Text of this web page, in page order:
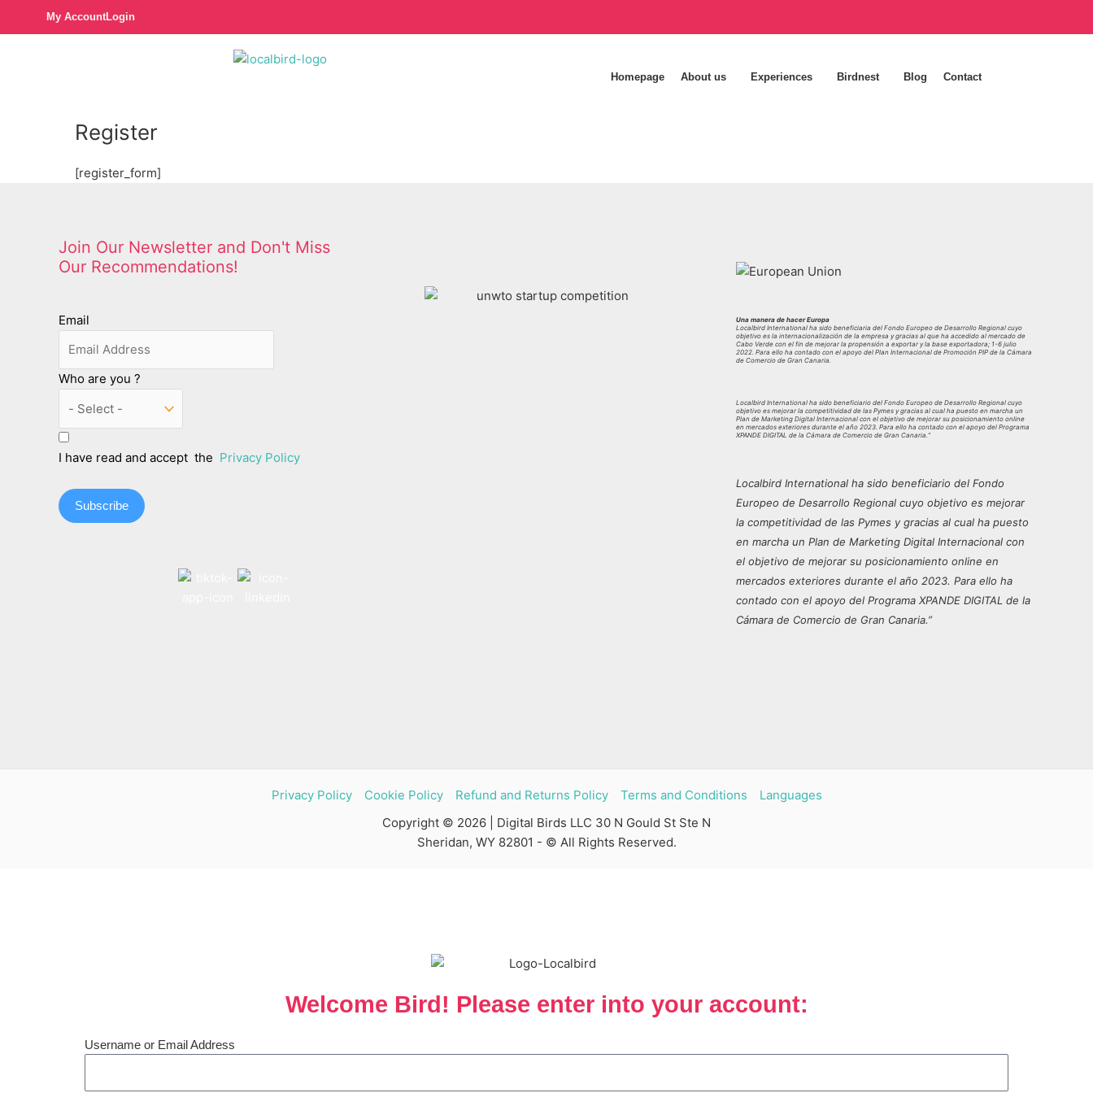
My AccountLogin
Homepage About us Experiences Birdnest Blog Contact
Register
[register_form]
Join Our Newsletter and Don't Miss
Our Recommendations!
Email
Who are you ?
I have read and accept the Privacy Policy
Subscribe
Una manera de hacer Europa
Localbird International ha sido beneficiaria del Fondo Europeo de Desarrollo Regional cuyo
objetivo es la internacionalización de la empresa y gracias al que ha accedido al mercado de
Cabo Verde con el fin de mejorar la propensión a exportar y la base exportadora; 1-6 julio
2022. Para ello ha contado con el apoyo del Plan Internacional de Promoción PIP de la Cámara
de Comercio de Gran Canaria.
Localbird International ha sido beneficiario del Fondo Europeo de Desarrollo Regional cuyo
objetivo es mejorar la competitividad de las Pymes y gracias al cual ha puesto en marcha un
Plan de Marketing Digital Internacional con el objetivo de mejorar su posicionamiento online
en mercados exteriores durante el año 2023. Para ello ha contado con el apoyo del Programa
XPANDE DIGITAL de la Cámara de Comercio de Gran Canaria.”
Localbird International ha sido beneficiario del Fondo
Europeo de Desarrollo Regional cuyo objetivo es mejorar
la competitividad de las Pymes y gracias al cual ha puesto
en marcha un Plan de Marketing Digital Internacional con
el objetivo de mejorar su posicionamiento online en
mercados exteriores durante el año 2023. Para ello ha
contado con el apoyo del Programa XPANDE DIGITAL de la
Cámara de Comercio de Gran Canaria.”
Privacy Policy Cookie Policy Refund and Returns Policy Terms and Conditions
Languages
Copyright © 2026 | Digital Birds LLC 30 N Gould St Ste N
Sheridan, WY 82801 - © All Rights Reserved.
Welcome Bird! Please enter into your account:
Username or Email Address